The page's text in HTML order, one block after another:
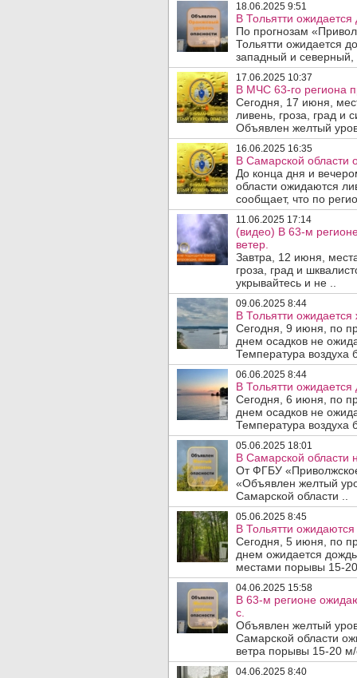
18.06.2025 9:51
В Тольятти
По прогнозам
Тольятти ожидается
западный и
17.06.2025 10:37
В МЧС 63-го региона
Сегодня, 17 июня,
ливень, гроза, град и
Объявлен желтый
16.06.2025 16:35
В Самарской области
До конца дня и
области ожидаются
сообщает, что по
11.06.2025 17:14
(видео) В 63-м
ветер.
Завтра, 12 июня,
гроза, град и
укрывайтесь и не ..
09.06.2025 8:44
В Тольятти
Сегодня, 9 июня, по
днем осадков не
Температура воздуха
06.06.2025 8:44
В Тольятти ожидается
Сегодня, 6 июня, по
днем осадков не
Температура воздуха
05.06.2025 18:01
В Самарской области
От ФГБУ
«Объявлен желтый
Самарской области ..
05.06.2025 8:45
В Тольятти
Сегодня, 5 июня, по
днем ожидается
местами порывы 15-
04.06.2025 15:58
В 63-м регионе
с.
Объявлен желтый
Самарской области
ветра порывы 15-20
04.06.2025 8:40